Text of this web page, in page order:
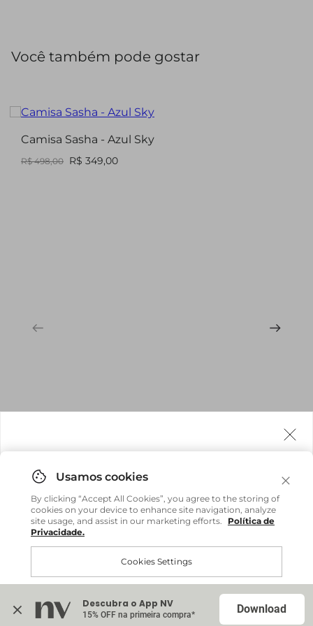
Você também pode gostar
Camisa Sasha - Azul Sky
R$ 498,00 R$ 349,00
em sua casa, não importa onde você estiver.
Comprar no site internacional
InternacionalDescubra o App NV
15% OFF na primeira compra* Download
By clicking “Accept All Cookies”, you agree to the storing of
cookies on your device to enhance site navigation, analyze
site usage, and assist in our marketing efforts.
Política de
Privacidade.
Cookies Settings
Accept All Cookies